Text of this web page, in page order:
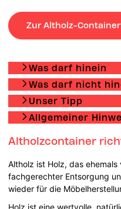
Zur Altholz-
Was darf hinein
Was darf nicht
Unser Tipp
Allgemeiner
Altholzcontainer
Altholz ist Holz, das
fachgerechter Entsorgung
wieder für die
Holz ist eine wertvolle,